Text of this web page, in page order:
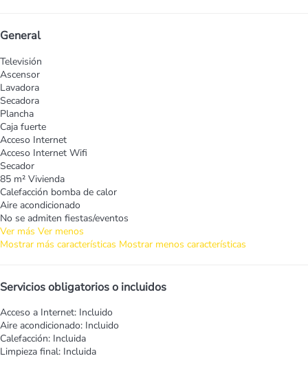
General
Televisión
Ascensor
Lavadora
Secadora
Plancha
Caja fuerte
Acceso Internet
Acceso Internet Wifi
Secador
85 m² Vivienda
Calefacción bomba de calor
Aire acondicionado
No se admiten fiestas/eventos
Ver más Ver menos
Mostrar más características Mostrar menos características
Servicios obligatorios o incluidos
Acceso a Internet: Incluido
Aire acondicionado: Incluido
Calefacción: Incluida
Limpieza final: Incluida